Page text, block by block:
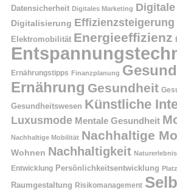
Datensicherheit Digitales Marketing
Digitalisierung Effizienzsteigerung
Elektromobilität Energieeffizienz
Ernährungstipps Finanzplanung
Ernährung Gesundheit
Gesundheitswesen Künstliche
Luxusmode Mentale Gesundheit
Nachhaltige Mobilität Nachhaltige
Wohnen Nachhaltigkeit Naturerlebnis
Entwicklung Persönlichkeitsentwicklung
Raumgestaltung Risikomanagement